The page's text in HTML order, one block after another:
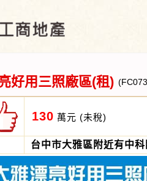
好用三照廠區(租)
130 萬元 (未稅)
台中市大雅區附近有中